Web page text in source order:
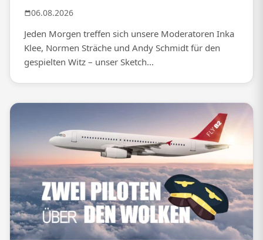
06.08.2026
Jeden Morgen treffen sich unsere Moderatoren Inka
Klee, Normen Sträche und Andy Schmidt für den
gespielten Witz – unser Sketch...